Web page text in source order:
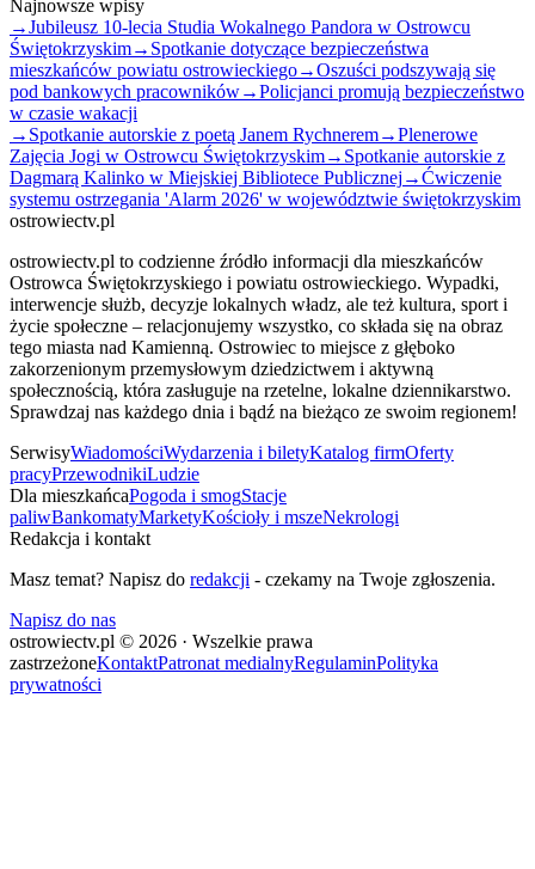
Najnowsze wpisy
→Jubileusz 10-lecia Studia Wokalnego Pandora w Ostrowcu
Świętokrzyskim→ Spotkanie dotyczące bezpieczeństwa
mieszkańców powiatu ostrowieckiego→Oszuści podszywają się
pod bankowych pracowników→Policjanci promują bezpieczeństwo
w czasie wakacji
→ Spotkanie autorskie z poetą Janem Rychnerem→Plenerowe
Zajęcia Jogi w Ostrowcu Świętokrzyskim→ Spotkanie autorskie z
Dagmarą Kalinko w Miejskiej Bibliotece Publicznej →Ćwiczenie
systemu ostrzegania 'Alarm 2026' w województwie świętokrzyskim
ostrowiectv.pl
ostrowiectv.pl to codzienne źródło informacji dla mieszkańców
Ostrowca Świętokrzyskiego i powiatu ostrowieckiego. Wypadki,
interwencje służb, decyzje lokalnych władz, ale też kultura, sport i
życie społeczne – relacjonujemy wszystko, co składa się na obraz
tego miasta nad Kamienną. Ostrowiec to miejsce z głęboko
zakorzenionym przemysłowym dziedzictwem i aktywną
społecznością, która zasługuje na rzetelne, lokalne dziennikarstwo.
Sprawdzaj nas każdego dnia i bądź na bieżąco ze swoim regionem!
SerwisyWiadomościWydarzenia i biletyKatalog firmOferty
pracyPrzewodnikiLudzie
Dla mieszkańcaPogoda i smogStacje
paliwBankomatyMarketyKościoły i mszeNekrologi
Redakcja i kontakt
Masz temat? Napisz do redakcji - czekamy na Twoje zgłoszenia.
Napisz do nas
ostrowiectv.pl © 2026 · Wszelkie prawa
zastrzeżoneKontaktPatronat medialnyRegulaminPolityka
prywatności